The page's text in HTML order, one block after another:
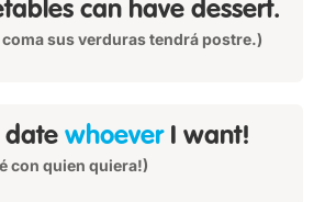
can have dessert.
coma sus verduras tendrá postre.)
date whoeverI want!
con quien quiera!)